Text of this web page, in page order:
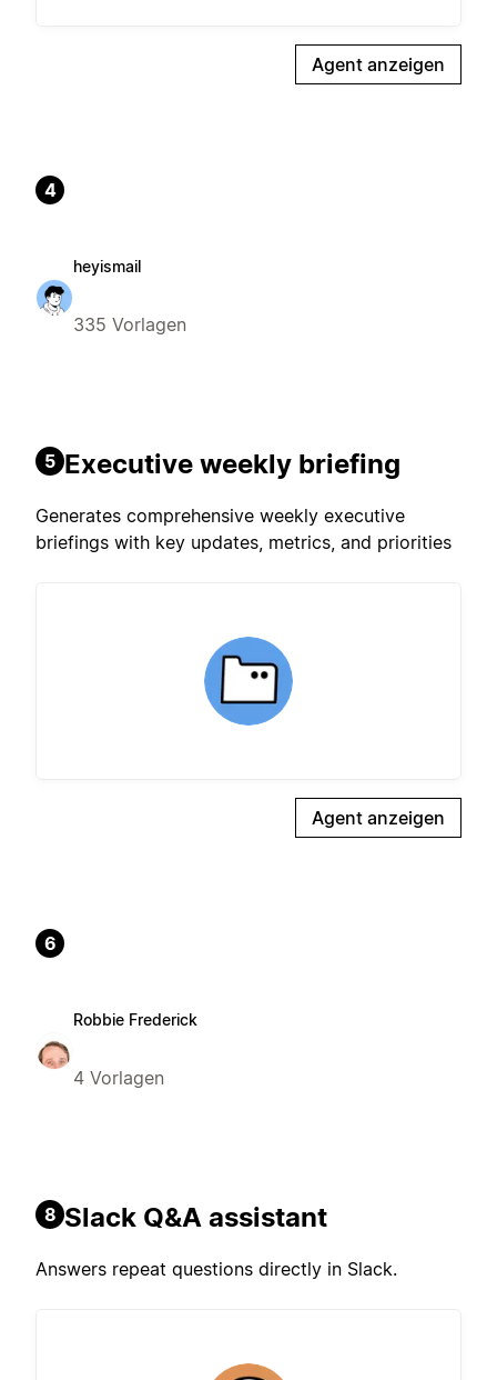
Agent anzeigen
4
heyismail
335 Vorlagen
5 Executive weekly briefing
Generates comprehensive weekly executive
briefings with key updates, metrics, and priorities
Agent anzeigen
6
Robbie Frederick
4 Vorlagen
8 Slack Q&A assistant
Answers repeat questions directly in Slack.